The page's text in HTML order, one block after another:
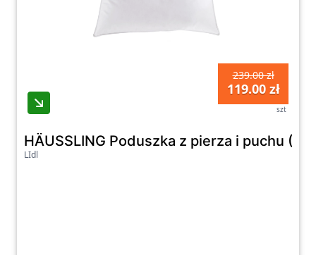
239.00 zł
119.00 zł
szt
HÄUSSLING Poduszka z pierza i puchu
LIdl